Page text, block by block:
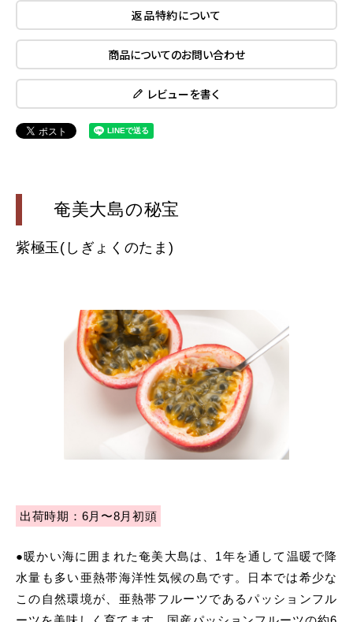
返品特約について
商品についてのお問い合わせ
レビューを書く
奄美大島の秘宝
紫極玉(しぎょくのたま)
出荷時期：6月〜8月初頭
●暖かい海に囲まれた奄美大島は、1年を通して温暖で降
水量も多い亜熱帯海洋性気候の島です。日本では希少な
この自然環境が、亜熱帯フルーツであるパッションフル